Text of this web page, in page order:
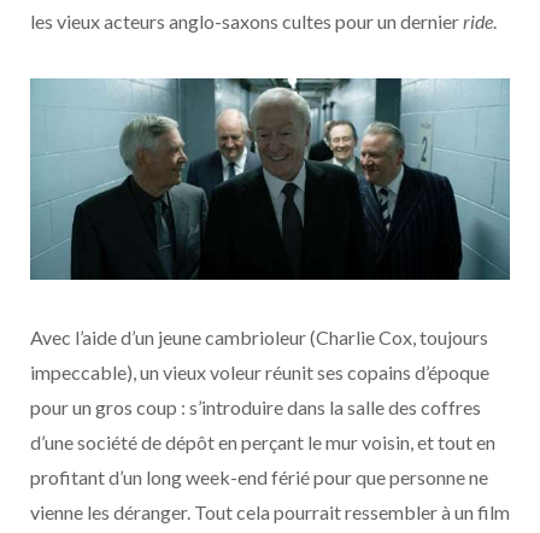
les vieux acteurs anglo-saxons cultes pour un dernierride.
Avec l’aide d’un jeune cambrioleur (Charlie Cox, toujours
impeccable), un vieux voleur réunit ses copains d’époque
pour un gros coup : s’introduire dans la salle des coffres
d’une société de dépôt en perçant le mur voisin, et tout en
profitant d’un long week-end férié pour que personne ne
vienne les déranger. Tout cela pourrait ressembler à un film